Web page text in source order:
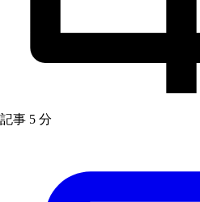
記事 5 分